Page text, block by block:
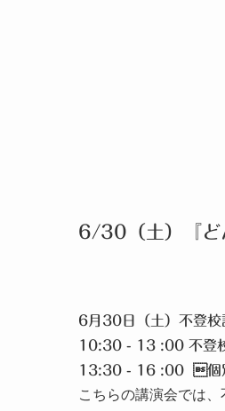
6/30（土）『ど
6月30日（土）不登
10:30 - 13 :00 不登
13:30 - 16 :00 個
こちらの講演会では